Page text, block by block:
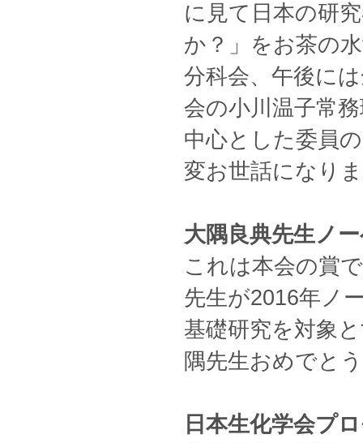
に見て日本の研
か？」をお茶の
分科会、午後に
会の小川温子常
中心とした委員
変お世話になり
大隅良典先生ノ
これは本会の賞
先生が2016年ノ
基礎研究を対象
隅先生おめでと
日本生化学会プ